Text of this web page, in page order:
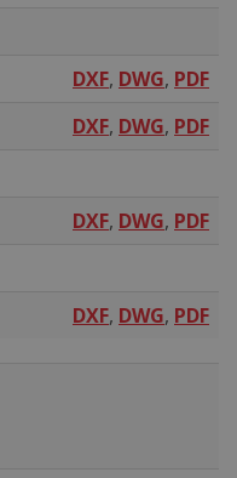
DXF, DWG, PDF
DXF, DWG, PDF
DXF, DWG, PDF
DXF, DWG, PDF